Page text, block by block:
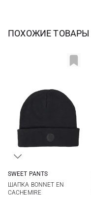
ПОХОЖИЕ ТОВАРЫ
SWEET PANTS
ШАПКА BONNET EN
CACHEMIRE